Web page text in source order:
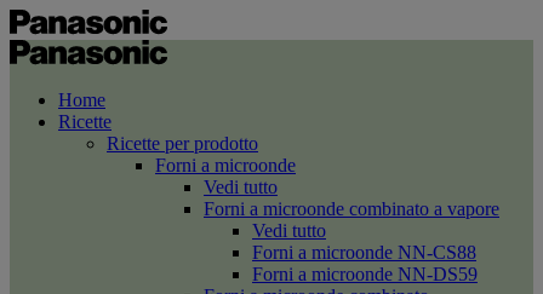
Home
Ricette
Ricette per prodotto
Forni a microonde
Vedi tutto
Forni a microonde combinato a vapore
Vedi tutto
Forni a microonde NN-CS88
Forni a microonde NN-DS59